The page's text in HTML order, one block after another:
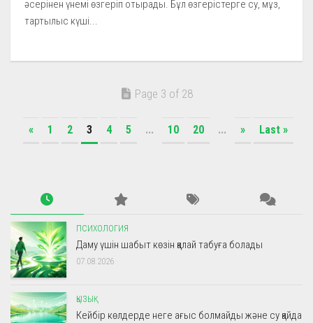
әсерінен үнемі өзгеріп отырады. Бұл өзгерістерге су, мұз,
тартылыс күші...
Page 3 of 28
« 1 2 3 4 5 ... 10 20 ... » Last »
ПСИХОЛОГИЯ
Даму үшін шабыт көзін қалай табуға болады
07.08.2026
ҚЫЗЫҚ
Кейбір көлдерде неге ағыс болмайды және су қайда